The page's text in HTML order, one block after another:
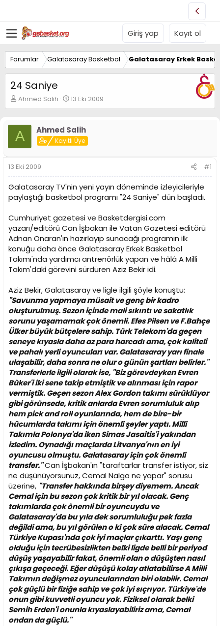
Giriş yap Kayıt ol
Forumlar Galatasaray Basketbol Galatasaray Erkek
24 Saniye
K
o
u
y
B
a
ş
l
a
t
a
Ahmed Salih
B
a
a
n
ı
t
a
r
h
i
13 Eki 2009
A Ahmed Salih
Kayıtlı Üye
13 Eki 2009 #1
Galatasaray TV'nin yeni yayın döneminde izleyicileriyle
paylaştığı basketbol programı "24 Saniye" dün başladı.
Cumhuriyet gazetesi ve Basketdergisi.com
yazarı/editörü Can İşbakan ile Vatan Gazetesi editörü
Adnan Onaran'ın hazırlayıp sunacağı programın ilk
konuğu daha önce Galatasaray Erkek Basketbol
Takımı'nda yardımcı antrenörlük yapan ve hâlâ A Milli
Takım'daki görevini sürdüren Aziz Bekir idi.
Aziz Bekir, Galatasaray ve ligle ilgili şöyle konuştu:
"Savunma yapmaya müsait ve genç bir kadro
oluşturulmuş. Sezon içinde mali sıkıntı ve sakatlık
sorunu yaşamamak çok önemli. Efes Pilsen ve F.Bahçe
Ülker büyük bütçelere sahip. Türk Telekom'da geçen
seneye kıyasla daha az para harcadı ama, çok kaliteli
ve pahalı yerli oyuncuları var. Galatasaray yarı finale
ulaşabilir, daha sonra ne olur o günün şartları belirler."
Transferlerle ilgili olarak ise, "Biz görevdeyken Evren
Büker'i iki sene takip etmiştik ve alınması için rapor
vermiştik. Geçen sezon Alex Gordon takımı sürüklüyor
gibi görünsede, kritik anlarda Evren sorumluluk alıp
hem pick and roll oyunlarında, hem de bire-bir
hücumlarda takımı için önemli şeyler yaptı. Milli
Takımla Polonya'da iken Simas Jasaitis'i yakından
izledim. Oynadığı maçlarda Litvanya'nın en iyi
oyuncusu olmuştu. Galatasaray için çok önemli
transfer."Can İşbakan'ın "taraftarlar transfer istiyor, siz
ne düşünüyorsunuz, Cemal Nalga ne yapar" sorusu
üzerine, "Transfer hakkında birşey diyemem. Ancak
Cemal için bu sezon çok kritik bir yıl olacak. Genç
takımlarda çok önemli bir oyuncuydu ve
Galatasaray'da bu yıla dek sorumluluğu pek fazla
değildi ama, bu yıl görülen o ki çok süre alacak. Cemal
Türkiye Kupası'nda çok iyi maçlar çıkarttı. Yaşı genç
olduğu için tecrübesizlikten belki ligde belli bir periyod
düşüş yaşayabilir fakat, önemli olan o düşüşten nasıl
çıkışa geçeceği. Eğer düşüşü kolay atlatabilirse A Milli
Takımın değişmez oyuncularından biri olabilir. Cemal
çok güçlü bir fiziğe sahip ve çok iyi sıçrıyor. Türkiye'de
onun gibi kuvvetli oyuncu yok. Fiziksel olarak belki
Semih Erden'i onunla kıyaslayabiliriz ama, Cemal
ondan da güçlü."